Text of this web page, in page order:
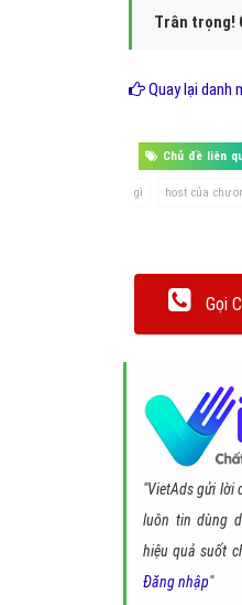
Trân trọng!
Quay lại danh
Chủ đề liên
gì host của
Gọi
"VietAds gửi lời
luôn tin dùng
hiệu quả suốt
Đăng nhập"